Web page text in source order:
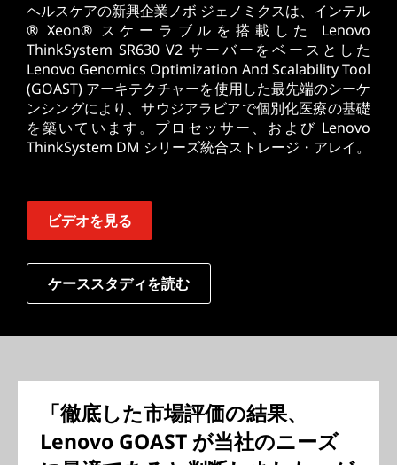
ヘルスケアの新興企業ノボ ジェノミクスは、インテル
® Xeon® スケーラブルを搭載した Lenovo
ThinkSystem SR630 V2 サーバーをベースとした
Lenovo Genomics Optimization And Scalability Tool
(GOAST) アーキテクチャーを使用した最先端のシーケ
ンシングにより、サウジアラビアで個別化医療の基礎
を築いています。プロセッサー、および Lenovo
ThinkSystem DM シリーズ統合ストレージ・アレイ。
ビデオを見る
ケーススタディを読む
「徹底した市場評価の結果、
Lenovo GOAST が当社のニーズ